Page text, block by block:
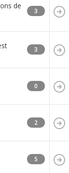
de
3
3
0
2
5